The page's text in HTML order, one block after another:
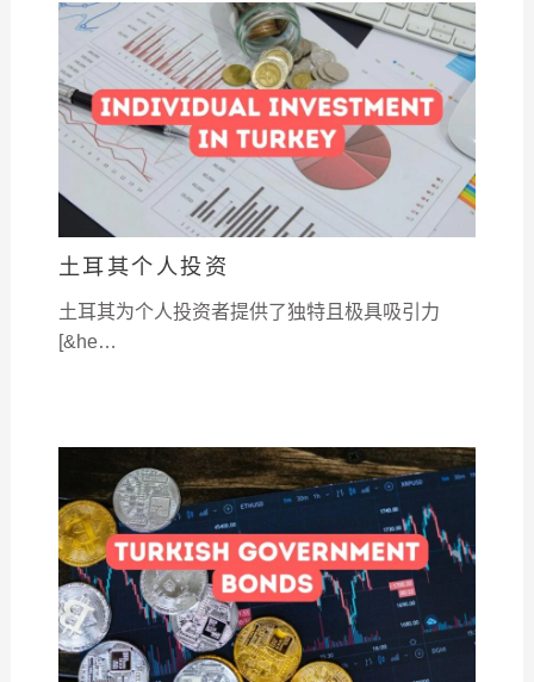
土耳其个人投资
土耳其为个人投资者提供了独特且极具吸引力
[&he…